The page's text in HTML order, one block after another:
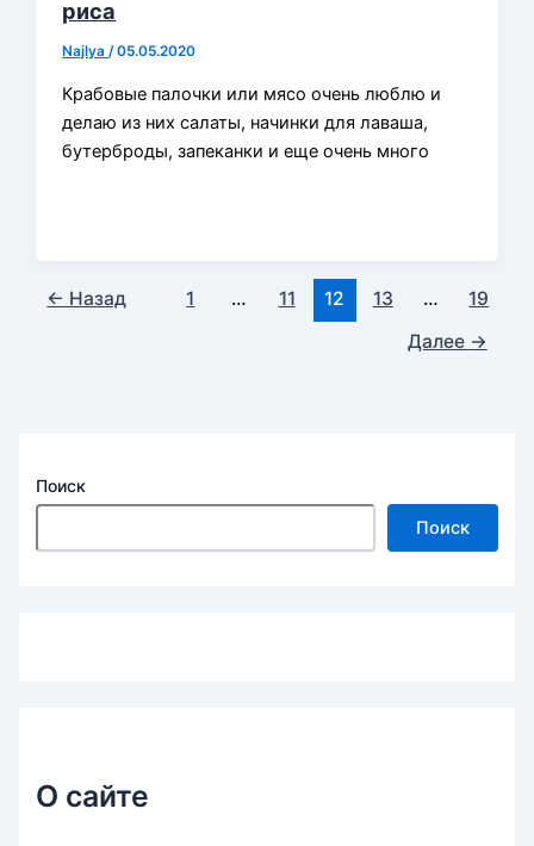
риса
Najlya/05.05.2020
Крабовые палочки или мясо очень люблю и
делаю из них салаты, начинки для лаваша,
бутерброды, запеканки и еще очень много
← Назад 1 … 11 12 13 …
19
Далее →
Поиск
Поиск
О сайте